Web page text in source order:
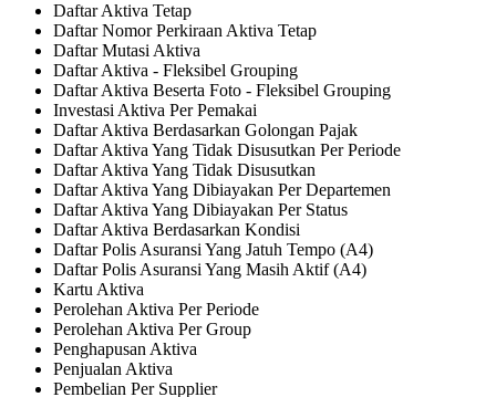
Daftar Aktiva Tetap
Daftar Nomor Perkiraan Aktiva Tetap
Daftar Mutasi Aktiva
Daftar Aktiva - Fleksibel Grouping
Daftar Aktiva Beserta Foto - Fleksibel Grouping
Investasi Aktiva Per Pemakai
Daftar Aktiva Berdasarkan Golongan Pajak
Daftar Aktiva Yang Tidak Disusutkan Per Periode
Daftar Aktiva Yang Tidak Disusutkan
Daftar Aktiva Yang Dibiayakan Per Departemen
Daftar Aktiva Yang Dibiayakan Per Status
Daftar Aktiva Berdasarkan Kondisi
Daftar Polis Asuransi Yang Jatuh Tempo (A4)
Daftar Polis Asuransi Yang Masih Aktif (A4)
Kartu Aktiva
Perolehan Aktiva Per Periode
Perolehan Aktiva Per Group
Penghapusan Aktiva
Penjualan Aktiva
Pembelian Per Supplier